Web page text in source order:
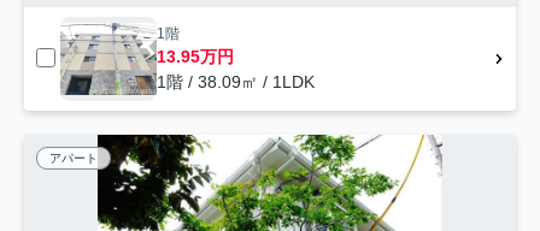
1階
13.95万円
1階 / 38.09㎡ / 1LDK
アパート